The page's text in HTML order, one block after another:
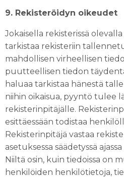
9. Rekisteröidyn oikeudet
Jokaisella rekisterissä
tarkistaa rekisteriin
mahdollisen virheellisen
puutteellisen tiedon
haluaa tarkistaa hänestä
niihin oikaisua, pyyntö tulee
rekisterinpitäjälle.
esittäessään todistaa
Rekisterinpitäjä vastaa
asetuksessa säädetyssä
Niiltä osin, kuin tiedoissa on
henkilöiden henkilötietoja,